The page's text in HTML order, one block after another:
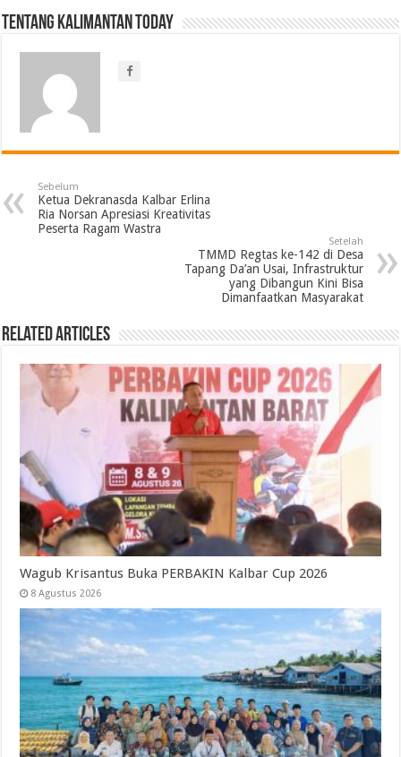
Tentang Kalimantan Today
Sebelum
Ketua Dekranasda Kalbar Erlina
Ria Norsan Apresiasi Kreativitas
Peserta Ragam Wastra
Setelah
TMMD Regtas ke-142 di Desa
Tapang Da’an Usai, Infrastruktur
yang Dibangun Kini Bisa
Dimanfaatkan Masyarakat
Related Articles
Wagub Krisantus Buka PERBAKIN Kalbar Cup 2026
8 Agustus 2026